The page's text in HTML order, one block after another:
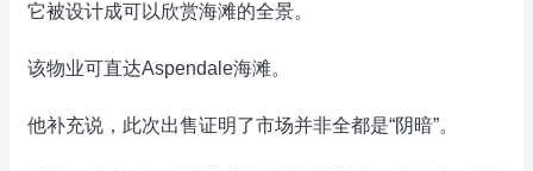
它被设计成可以欣赏海滩的全景。
该物业可直达Aspendale海滩。
他补充说，此次出售证明了市场并非全都是“阴暗”。